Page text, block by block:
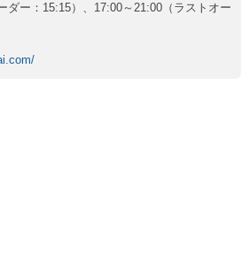
ダー：15:15）、17:00～21:00（ラストオー